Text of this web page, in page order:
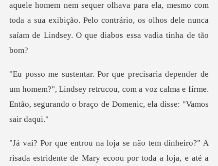
aquele homem nem sequer olhava para ela, mesmo com
toda a sua exibição. P
omem?", Lindsey retrucou, com a voz calma e firme.
Então, s
tridente de Mary ecoou por toda a loja, e até a